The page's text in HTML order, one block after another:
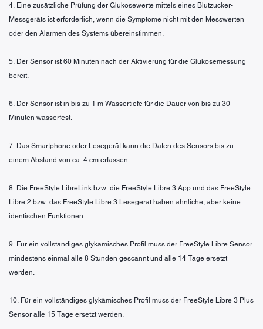
4. Eine zusätzliche Prüfung der Glukosewerte mittels eines Blutzucker-
Messgeräts ist erforderlich, wenn die Symptome nicht mit den Messwerten
oder den Alarmen des Systems übereinstimmen.
5. Der Sensor ist 60 Minuten nach der Aktivierung für die Glukosemessung
bereit.
6. Der Sensor ist in bis zu 1 m Wassertiefe für die Dauer von bis zu 30
Minuten wasserfest.
7. Das Smartphone oder Lesegerät kann die Daten des Sensors bis zu
einem Abstand von ca. 4 cm erfassen.
8. Die FreeStyle LibreLink bzw. die FreeStyle Libre 3 App und das FreeStyle
Libre 2 bzw. das FreeStyle Libre 3 Lesegerät haben ähnliche, aber keine
identischen Funktionen.
9. Für ein vollständiges glykämisches Profil muss der FreeStyle Libre Sensor
mindestens einmal alle 8 Stunden gescannt und alle 14 Tage ersetzt
werden.
10. Für ein vollständiges glykämisches Profil muss der FreeStyle Libre 3 Plus
Sensor alle 15 Tage ersetzt werden.